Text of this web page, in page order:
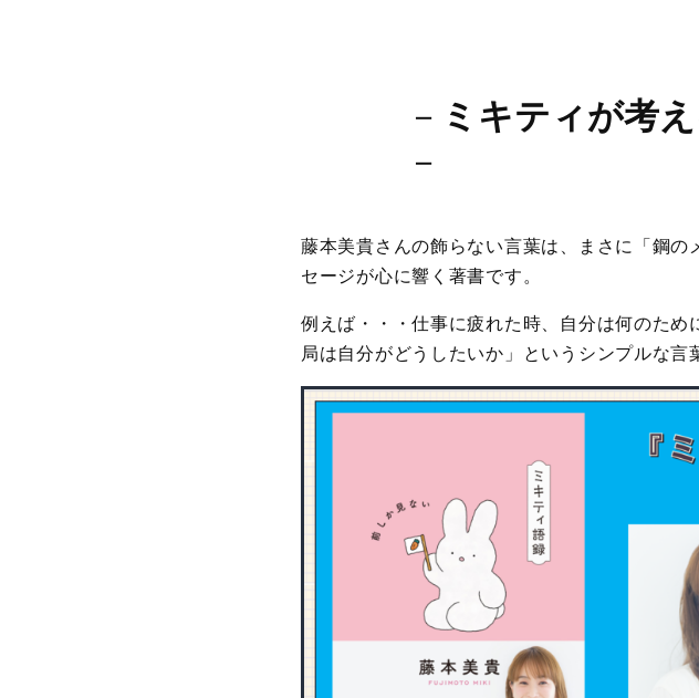
－ ミキティが考
－
藤本美貴さんの飾らない言葉は、まさに「鋼
セージが心に響く著書です。
例えば・・・仕事に疲れた時、自分は何のた
局は自分がどうしたいか」というシンプルな言